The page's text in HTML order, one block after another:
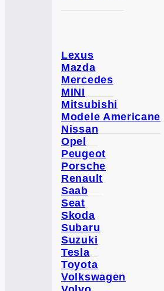
Lexus
Mazda
Mercedes
MINI
Mitsubishi
Modele Americane
Nissan
Opel
Peugeot
Porsche
Renault
Saab
Seat
Skoda
Subaru
Suzuki
Tesla
Toyota
Volkswagen